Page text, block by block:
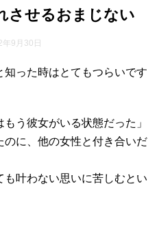
させるおまじない
年9月30日
った時はとてもつらいです
う彼女がいる状態だった」
のに、他の女性と付き合いだ
叶わない思いに苦しむとい